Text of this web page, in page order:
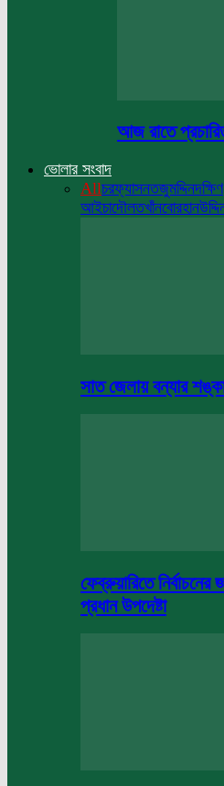
আজ রাতে
ভোলার সংবাদ
Allচরফ্যাসনতজুমদ্দিনদক্ষিণ
আইচাদৌলতখাঁন
সাত জেলায় বন্যার শঙ্কা,
ফেব্রুয়ারিতে
প্রধান উপদেষ্টা